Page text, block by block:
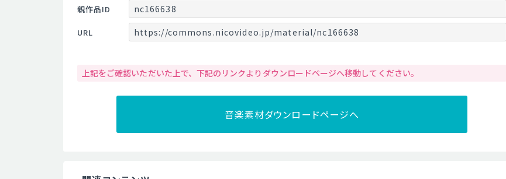
親作品ID
nc166638
URL https://commons.nicovideo.jp/material/nc166638
上記をご確認いただいた上で、下記のリンクよりダウンロードページへ移動してください。
音楽素材ダウンロードページへ